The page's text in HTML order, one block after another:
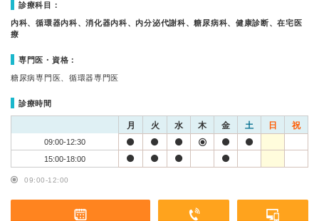
診療科目：
内科、循環器内科、消化器内科、内分泌代謝科、糖尿病科、健康診断、在宅医
療
専門医・資格：
糖尿病専門医、循環器専門医
診療時間
月 火 水 木 金 土 日 祝
09:00-12:30
15:00-18:00
09:00-12:00